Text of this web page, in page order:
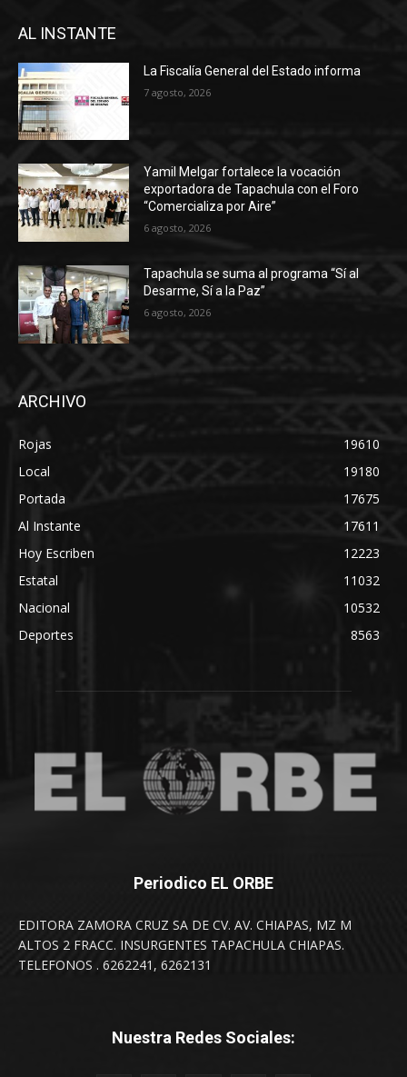
AL INSTANTE
La Fiscalía General del Estado informa
7 agosto, 2026
Yamil Melgar fortalece la vocación
exportadora de Tapachula con el Foro
“Comercializa por Aire”
6 agosto, 2026
Tapachula se suma al programa “Sí al
Desarme, Sí a la Paz”
6 agosto, 2026
ARCHIVO
Rojas
19610
Local
19180
Portada
17675
Al Instante
17611
Hoy Escriben
12223
Estatal
11032
Nacional
10532
Deportes
8563
Periodico EL ORBE
EDITORA ZAMORA CRUZ SA DE CV. AV. CHIAPAS, MZ M
ALTOS 2 FRACC. INSURGENTES TAPACHULA CHIAPAS.
TELEFONOS . 6262241, 6262131
Nuestra Redes Sociales: